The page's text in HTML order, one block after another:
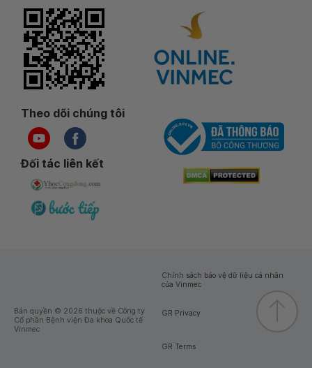
Theo dõi chúng tôi
Đối tác liên kết
Bản quyền © 2026 thuộc về Công ty
Cổ phần Bệnh viện Đa khoa Quốc tế
Vinmec
Chính sách bảo vệ dữ liệu cá nhân
của Vinmec
GR Privacy
GR Terms